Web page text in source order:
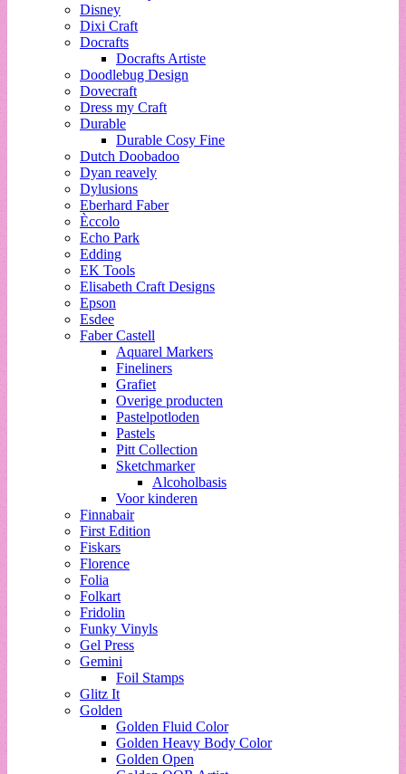
Disney
Dixi Craft
Docrafts
Docrafts Artiste
Doodlebug Design
Dovecraft
Dress my Craft
Durable
Durable Cosy Fine
Dutch Doobadoo
Dyan reavely
Dylusions
Eberhard Faber
Èccolo
Echo Park
Edding
EK Tools
Elisabeth Craft Designs
Epson
Esdee
Faber Castell
Aquarel Markers
Fineliners
Grafiet
Overige producten
Pastelpotloden
Pastels
Pitt Collection
Sketchmarker
Alcoholbasis
Voor kinderen
Finnabair
First Edition
Fiskars
Florence
Folia
Folkart
Fridolin
Funky Vinyls
Gel Press
Gemini
Foil Stamps
Glitz It
Golden
Golden Fluid Color
Golden Heavy Body Color
Golden Open